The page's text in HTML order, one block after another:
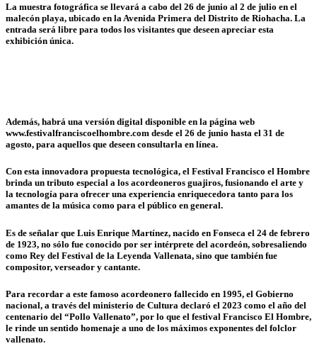
La muestra fotográfica se llevará a cabo del 26 de junio al 2 de julio en el
malecón playa, ubicado en la Avenida Primera del Distrito de Riohacha. La
entrada será libre para todos los visitantes que deseen apreciar esta
exhibición única.
Además, habrá una versión digital disponible en la página web
www.festivalfranciscoelhombre.com desde el 26 de junio hasta el 31 de
agosto, para aquellos que deseen consultarla en línea.
Con esta innovadora propuesta tecnológica, el Festival Francisco el Hombre
brinda un tributo especial a los acordeoneros guajiros, fusionando el arte y
la tecnología para ofrecer una experiencia enriquecedora tanto para los
amantes de la música como para el público en general.
Es de señalar que Luis Enrique Martínez, nacido en Fonseca el 24 de febrero
de 1923, no sólo fue conocido por ser intérprete del acordeón, sobresaliendo
como Rey del Festival de la Leyenda Vallenata, sino que también fue
compositor, verseador y cantante.
Para recordar a este famoso acordeonero fallecido en 1995, el Gobierno
nacional, a través del ministerio de Cultura declaró el 2023 como el año del
centenario del “Pollo Vallenato”, por lo que el festival Francisco El Hombre,
le rinde un sentido homenaje a uno de los máximos exponentes del folclor
vallenato.